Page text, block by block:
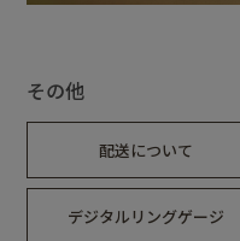
その他
配送について
デジタルリングゲージ